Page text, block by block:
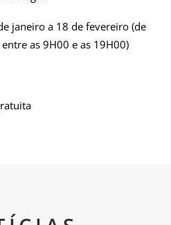
janeiro a 18 de fevereiro (de
as 9H00 e as 19H00)